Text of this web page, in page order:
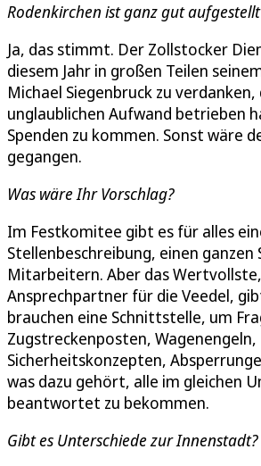
Rodenkirchen ist ganz gut
Ja, das stimmt. Der Zollstocker
diesem Jahr in großen Teilen
Michael Siegenbruck zu verdanken,
unglaublichen Aufwand betrieben
Spenden zu kommen. Sonst wäre
gegangen.
Was wäre Ihr Vorschlag?
Im Festkomitee gibt es für alles
Stellenbeschreibung, einen ganzen
Mitarbeitern. Aber das
Ansprechpartner für die Veedel,
brauchen eine Schnittstelle, um
Zugstreckenposten, Wagenengeln,
Sicherheitskonzepten,
was dazu gehört, alle im gleichen
beantwortet zu bekommen.
Gibt es Unterschiede zur Innenstadt?